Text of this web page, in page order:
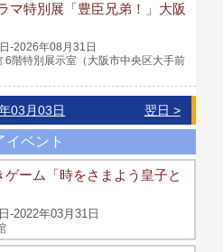
マ特別展「豊臣兄弟！」大阪
-2026年08月31日
6階特別展示室（大阪市中央区大手前
03月03日 翌日 >
イベント
ゲーム「時をさまよう皇子と
-2022年03月31日